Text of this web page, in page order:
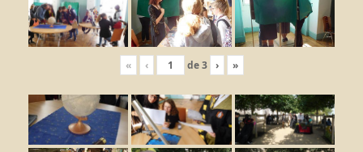
« ‹ de3 › »